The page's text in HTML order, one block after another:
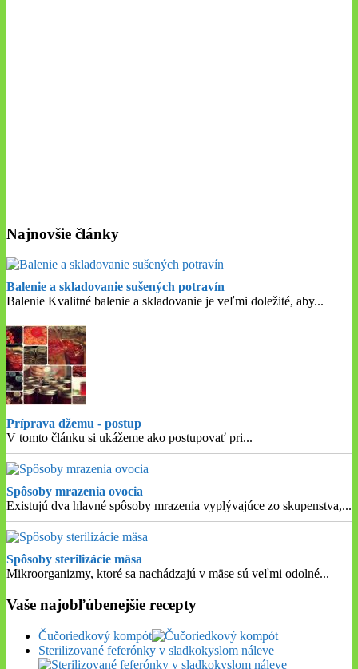
Najnovšie články
Balenie a skladovanie sušených potravín
Balenie Kvalitné balenie a skladovanie je veľmi doležité, aby...
Príprava džemu - postup
V tomto článku si ukážeme ako postupovať pri...
Spôsoby mrazenia ovocia
Existujú dva hlavné spôsoby mrazenia vyplývajúce zo skupenstva,...
Spôsoby sterilizácie mäsa
Mikroorganizmy, ktoré sa nachádzajú v mäse sú veľmi odolné...
Vaše najobľúbenejšie recepty
Čučoriedkový kompót
Sterilizované feferónky v sladkokyslom náleve